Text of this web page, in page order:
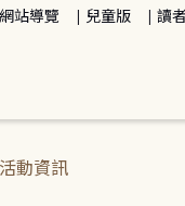
網站導覽 兒童版 讀
動資訊